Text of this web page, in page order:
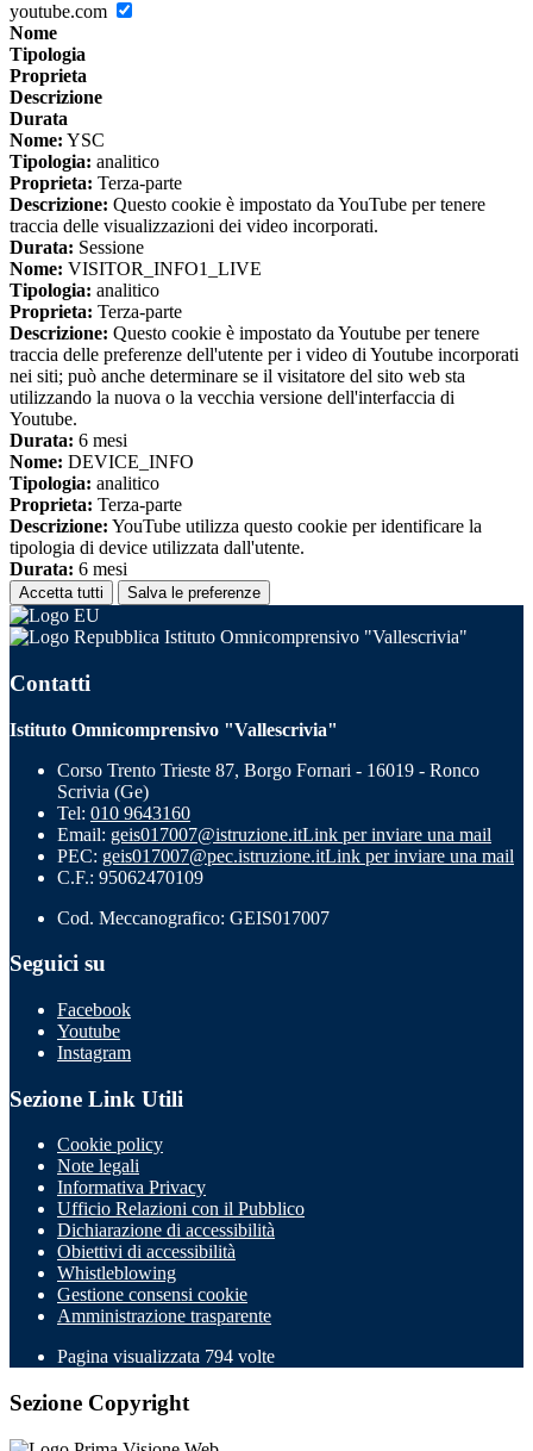
youtube.com
Nome
Tipologia
Proprieta
Descrizione
Durata
Nome: YSC
Tipologia: analitico
Proprieta: Terza-parte
Descrizione: Questo cookie è impostato da YouTube per tenere
traccia delle visualizzazioni dei video incorporati.
Durata: Sessione
Nome: VISITOR_INFO1_LIVE
Tipologia: analitico
Proprieta: Terza-parte
Descrizione: Questo cookie è impostato da Youtube per tenere
traccia delle preferenze dell'utente per i video di Youtube incorporati
nei siti; può anche determinare se il visitatore del sito web sta
utilizzando la nuova o la vecchia versione dell'interfaccia di
Youtube.
Durata: 6 mesi
Nome: DEVICE_INFO
Tipologia: analitico
Proprieta: Terza-parte
Descrizione: YouTube utilizza questo cookie per identificare la
tipologia di device utilizzata dall'utente.
Durata: 6 mesi
Accetta tutti Salva le preferenze
Istituto Omnicomprensivo "Vallescrivia"
Contatti
Istituto Omnicomprensivo "Vallescrivia"
Corso Trento Trieste 87, Borgo Fornari - 16019 - Ronco
Scrivia (Ge)
Tel: 010 9643160
Email: geis017007@istruzione.itLink per inviare una mail
PEC: geis017007@pec.istruzione.itLink per inviare una mail
C.F.: 95062470109
Cod. Meccanografico: GEIS017007
Seguici su
Facebook
Youtube
Instagram
Sezione Link Utili
Cookie policy
Note legali
Informativa Privacy
Ufficio Relazioni con il Pubblico
Dichiarazione di accessibilità
Obiettivi di accessibilità
Whistleblowing
Gestione consensi cookie
Amministrazione trasparente
Pagina visualizzata 794 volte
Sezione Copyright